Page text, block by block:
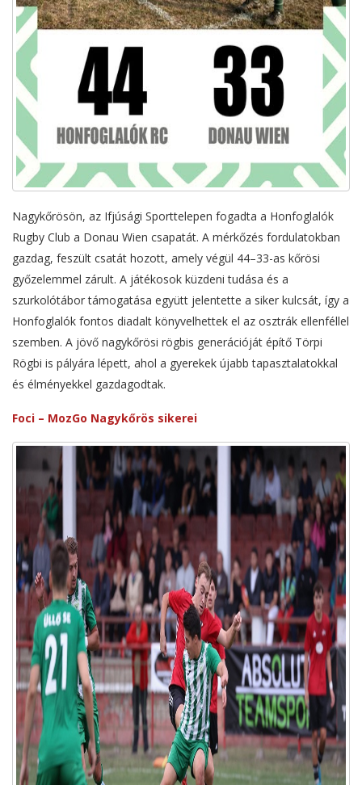
Nagykőrösön, az Ifjúsági Sporttelepen fogadta a Honfoglalók
Rugby Club a Donau Wien csapatát. A mérkőzés fordulatokban
gazdag, feszült csatát hozott, amely végül 44–33-as kőrösi
győzelemmel zárult. A játékosok küzdeni tudása és a
szurkolótábor támogatása együtt jelentette a siker kulcsát, így a
Honfoglalók fontos diadalt könyvelhettek el az osztrák ellenféllel
szemben. A jövő nagykőrösi rögbis generációját építő Törpi
Rögbi is pályára lépett, ahol a gyerekek újabb tapasztalatokkal
és élményekkel gazdagodtak.
Foci – MozGo Nagykőrös sikerei